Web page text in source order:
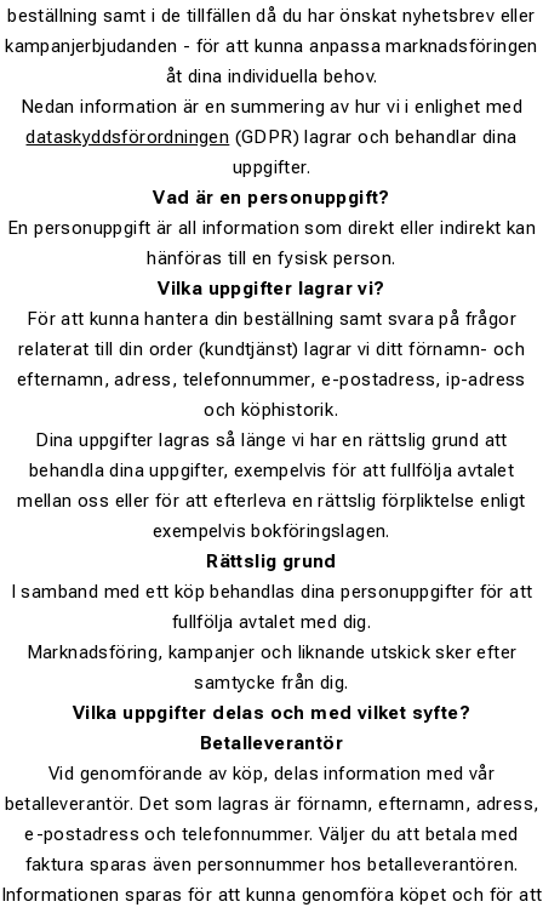
beställning samt i de tillfällen då du har önskat nyhetsbrev eller
kampanjerbjudanden - för att kunna anpassa marknadsföringen
åt dina individuella behov.
Nedan information är en summering av hur vi i enlighet med
dataskyddsförordningen (GDPR) lagrar och behandlar dina
uppgifter.
Vad är en personuppgift?
En personuppgift är all information som direkt eller indirekt kan
hänföras till en fysisk person.
Vilka uppgifter lagrar vi?
För att kunna hantera din beställning samt svara på frågor
relaterat till din order (kundtjänst) lagrar vi ditt förnamn- och
efternamn, adress, telefonnummer, e-postadress, ip-adress
och köphistorik.
Dina uppgifter lagras så länge vi har en rättslig grund att
behandla dina uppgifter, exempelvis för att fullfölja avtalet
mellan oss eller för att efterleva en rättslig förpliktelse enligt
exempelvis bokföringslagen.
Rättslig grund
I samband med ett köp behandlas dina personuppgifter för att
fullfölja avtalet med dig.
Marknadsföring, kampanjer och liknande utskick sker efter
samtycke från dig.
Vilka uppgifter delas och med vilket syfte?
Betalleverantör
Vid genomförande av köp, delas information med vår
betalleverantör. Det som lagras är förnamn, efternamn, adress,
e-postadress och telefonnummer. Väljer du att betala med
faktura sparas även personnummer hos betalleverantören.
Informationen sparas för att kunna genomföra köpet och för att